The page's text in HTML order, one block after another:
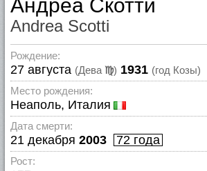
Андреа Скотти
Andrea Scotti
Рождение:
27 августа (Дева ♍) 1931 (год Козы)
Место рождения:
Неаполь, Италия
Дата смерти:
21 декабря 2003 72 года
Рост: